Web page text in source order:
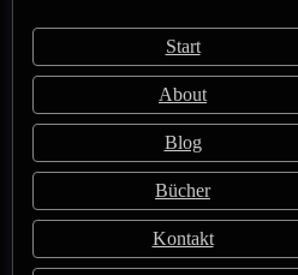
Start
About
Blog
Bücher
Kontakt